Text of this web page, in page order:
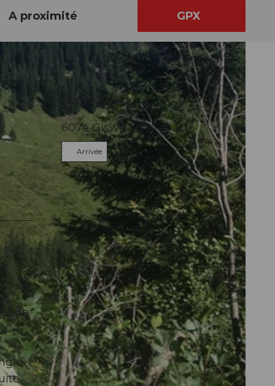
A proximité GPX
de
6074Giswil
Arrivée